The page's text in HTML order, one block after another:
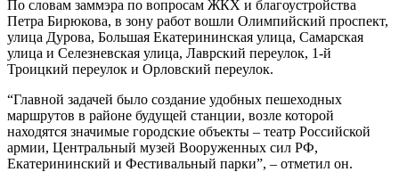
По словам заммэра по вопросам ЖКХ и благоустройства
Петра Бирюкова, в зону работ вошли Олимпийский проспект,
улица Дурова, Большая Екатерининская улица, Самарская
улица и Селезневская улица, Лаврский переулок, 1-й
Троицкий переулок и Орловский переулок.
“Главной задачей было создание удобных пешеходных
маршрутов в районе будущей станции, возле которой
находятся значимые городские объекты – театр Российской
армии, Центральный музей Вооруженных сил РФ,
Екатерининский и Фестивальный парки”, – отметил он.